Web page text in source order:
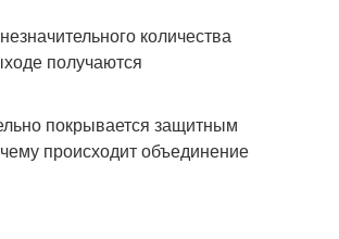
количества
получаются
покрывается защитным
происходит объединение